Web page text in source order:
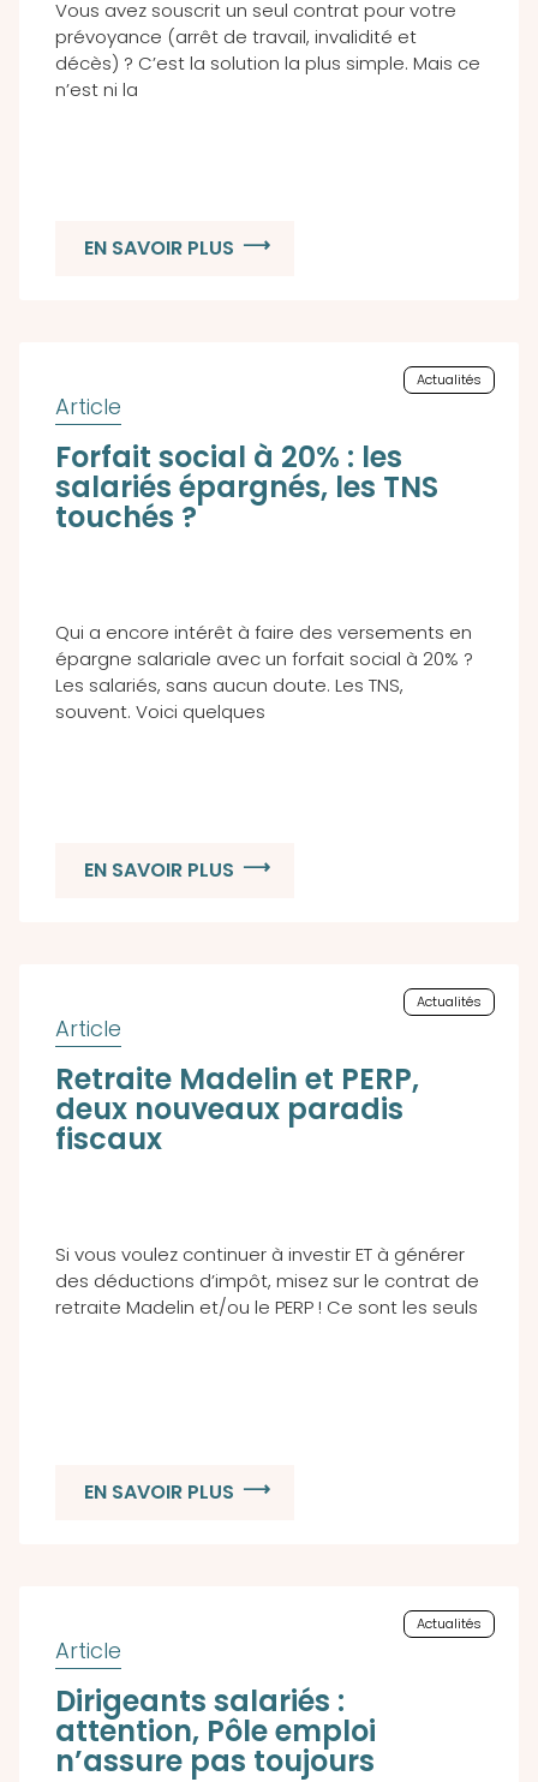
Vous avez souscrit un seul contrat pour votre
prévoyance (arrêt de travail, invalidité et
décès) ? C’est la solution la plus simple. Mais ce
n’est ni la
EN SAVOIR PLUS
Actualités
Forfait social à 20% : les
salariés épargnés, les TNS
touchés ?
Qui a encore intérêt à faire des versements en
épargne salariale avec un forfait social à 20% ?
Les salariés, sans aucun doute. Les TNS,
souvent. Voici quelques
EN SAVOIR PLUS
Actualités
Retraite Madelin et PERP,
deux nouveaux paradis
fiscaux
Si vous voulez continuer à investir ET à générer
des déductions d’impôt, misez sur le contrat de
retraite Madelin et/ou le PERP ! Ce sont les seuls
EN SAVOIR PLUS
Actualités
Dirigeants salariés :
attention, Pôle emploi
n’assure pas toujours